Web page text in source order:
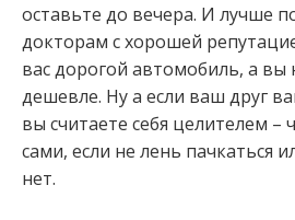
оставьте до вечера. И лучше
докторам с хорошей
вас дорогой автомобиль, а вы
дешевле. Ну а если ваш друг
вы считаете себя целителем –
сами, если не лень пачкаться
нет.